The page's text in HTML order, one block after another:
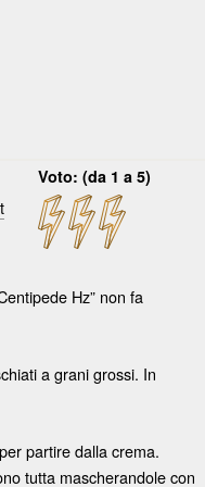
Voto: (da 1 a 5)
Hz” non fa
a grani grossi. In
partire dalla crema.
tutta mascherandole con